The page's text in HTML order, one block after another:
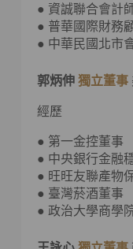
● 資誠聯合會計
● 普華國際財務
● 中華民國北市
郭炳伸 獨立董事
經歷
● 第一金控董事
● 中央銀行金融
● 旺旺友聯產物
● 臺灣菸酒董事
● 政治大學商學